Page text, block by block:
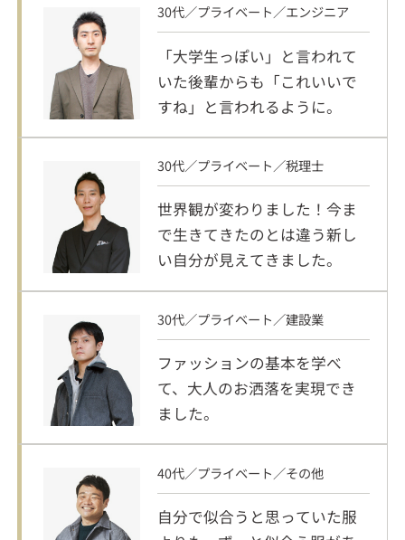
30代／プライベート／エンジニア
「大学生っぽい」と言われて
いた後輩からも「これいいで
すね」と言われるように。
30代／プライベート／税理士
世界観が変わりました！今ま
で生きてきたのとは違う新し
い自分が見えてきました。
30代／プライベート／建設業
ファッションの基本を学べ
て、大人のお洒落を実現でき
ました。
40代／プライベート／その他
自分で似合うと思っていた服